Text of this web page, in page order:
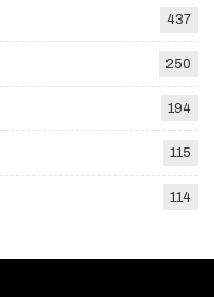
437
250
194
115
114